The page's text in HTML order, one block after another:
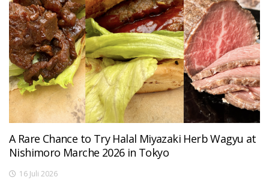
A Rare Chance to Try Halal Miyazaki Herb Wagyu at
Nishimoro Marche 2026 in Tokyo
16 Juli 2026